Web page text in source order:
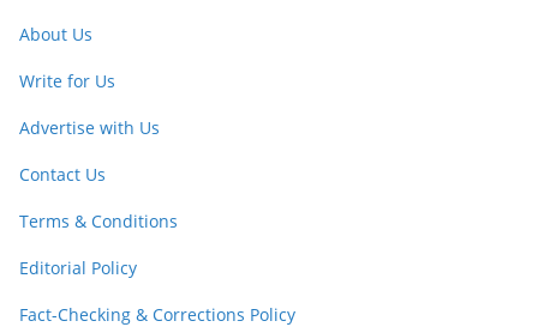
About Us
Write for Us
Advertise with Us
Contact Us
Terms & Conditions
Editorial Policy
Fact-Checking & Corrections Policy